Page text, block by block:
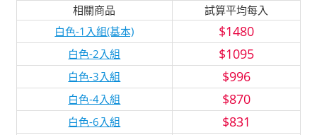
相關商品
試算平均每入
白色-1入組(基本)
$1480
白色-2入組 $1095
白色-3入組 $996
白色-4入組 $870
白色-6入組 $831